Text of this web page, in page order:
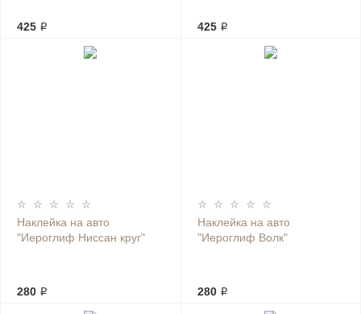
425 ₽ 425 ₽
Наклейка на авто
"Иероглиф Ниссан круг"
280 ₽
Наклейка на авто
"Иероглиф Волк"
280 ₽